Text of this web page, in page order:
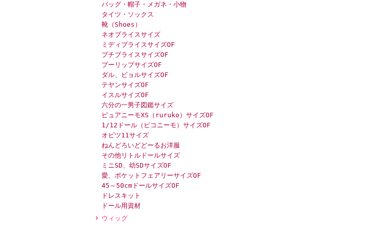
バッグ・帽子・メガネ・小物
タイツ・ソックス
靴（Shoes）
ネオブライスサイズ
ミディブライスサイズOF
プチブライスサイズOF
プーリップサイズOF
ダル、ビョルサイズOF
テヤンサイズOF
イスルサイズOF
六分の一男子図鑑サイズ
ピュアニーモXS（ruruko）サイズOF
1/12ドール（ピコニーモ）サイズOF
オビツ11サイズ
ねんどろいどどーるお洋服
その他リトルドールサイズ
ミニSD、幼SDサイズOF
愛、ポケットフェアリーサイズOF
45～50cmドールサイズOF
ドレスキット
ドール用資材
ウィッグ